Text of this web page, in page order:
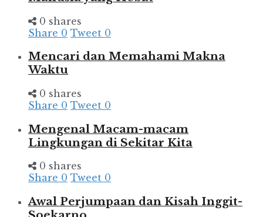
0 shares
Share 0 Tweet 0
Mencari dan Memahami Makna
Waktu
0 shares
Share 0 Tweet 0
Mengenal Macam-macam
Lingkungan di Sekitar Kita
0 shares
Share 0 Tweet 0
Awal Perjumpaan dan Kisah Inggit-